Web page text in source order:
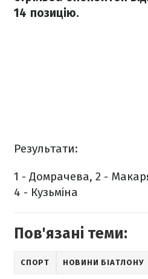
14 позицію.
Результати:
1 - Домрачева, 2 -
4 - Кузьміна
Пов'язані теми:
СПОРТ НОВИНИ БІАТЛОНУ